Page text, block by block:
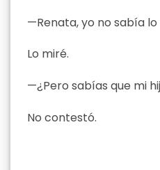
—Renata, yo no sabía
Lo miré.
—¿Pero sabías que mi
No contestó.